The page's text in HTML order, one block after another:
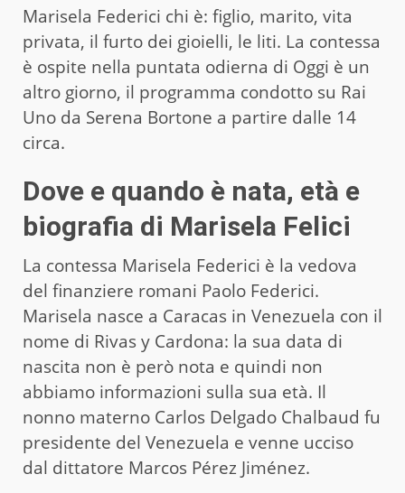
Marisela Federici chi è: figlio, marito, vita
privata, il furto dei gioielli, le liti. La contessa
è ospite nella puntata odierna di Oggi è un
altro giorno, il programma condotto su Rai
Uno da Serena Bortone a partire dalle 14
circa.
Dove e quando è nata, età e
biografia di Marisela Felici
La contessa Marisela Federici è la vedova
del finanziere romani Paolo Federici.
Marisela nasce a Caracas in Venezuela con il
nome di Rivas y Cardona: la sua data di
nascita non è però nota e quindi non
abbiamo informazioni sulla sua età. Il
nonno materno Carlos Delgado Chalbaud fu
presidente del Venezuela e venne ucciso
dal dittatore Marcos Pérez Jiménez.